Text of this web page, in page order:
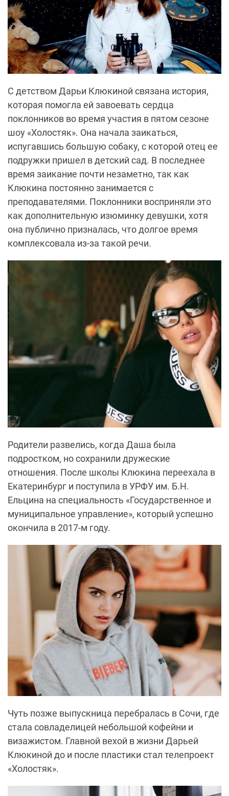
С детством Дарьи Клюкиной связана история,
которая помогла ей завоевать сердца
поклонников во время участия в пятом сезоне
шоу «Холостяк». Она начала заикаться,
испугавшись большую собаку, с которой отец ее
подружки пришел в детский сад. В последнее
время заикание почти незаметно, так как
Клюкина постоянно занимается с
преподавателями. Поклонники восприняли это
как дополнительную изюминку девушки, хотя
она публично призналась, что долгое время
комплексовала из-за такой речи.
Родители развелись, когда Даша была
подростком, но сохранили дружеские
отношения. После школы Клюкина переехала в
Екатеринбург и поступила в УРФУ им. Б.Н.
Ельцина на специальность «Государственное и
муниципальное управление», который успешно
окончила в 2017-м году.
Чуть позже выпускница перебралась в Сочи, где
стала совладелицей небольшой кофейни и
визажистом. Главной вехой в жизни Дарьей
Клюкиной до и после пластики стал телепроект
«Холостяк».